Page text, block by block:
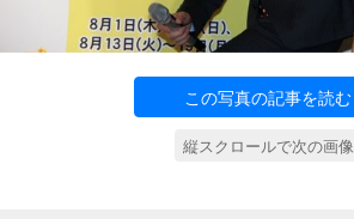
この写真の記事を読む
縦スクロールで次の画像